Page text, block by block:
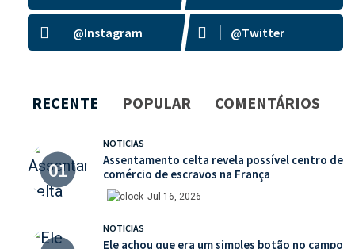
@Instagram @Twitter
RECENTE POPULAR COMENTÁRIOS
NOTICIAS
Assentamento celta revela possível centro de
comércio de escravos na França
Jul 16, 2026
NOTICIAS
Ele achou que era um simples botão no campo